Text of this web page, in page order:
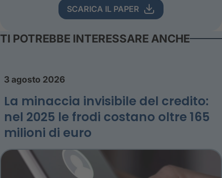
SCARICA IL PAPER
TI POTREBBE INTERESSARE ANCHE
3 agosto 2026
La minaccia invisibile del credito:
nel 2025 le frodi costano oltre 165
milioni di euro